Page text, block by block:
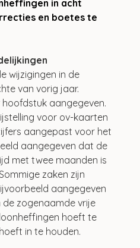
in acht
en boetes te
wijzigingen in de
van vorig jaar.
aangegeven.
voor ov-kaarten
aangepast voor het
aangegeven dat de
met twee maanden is
zaken zijn
aangegeven
zogenaamde vrije
hoeft te
in te houden.